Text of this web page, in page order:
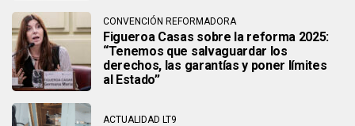
CONVENCIÓN REFORMADORA
Figueroa Casas sobre la reforma 2025:
“Tenemos que salvaguardar los
derechos, las garantías y poner límites
al Estado”
ACTUALIDAD LT9